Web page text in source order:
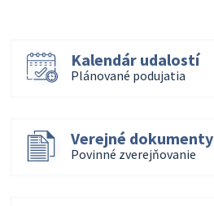
Kalendár udalostí
Plánované podujatia
Verejné dokumenty
Povinné zverejňovanie